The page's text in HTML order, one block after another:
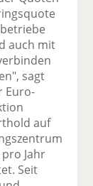
auch mit
sagt
Euro-
auf
Jahr
Seit